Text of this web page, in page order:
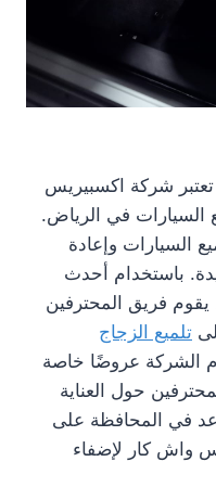
شركة اكسبيريس
في الرياض.
السيارات وإعادة
باستخدام أحدث
يقوم فريق المحترفين
تلميع الزجاج
الشركة عروضًا خاصة
حول العناية
في المحافظة على
واش كار لإضفاء